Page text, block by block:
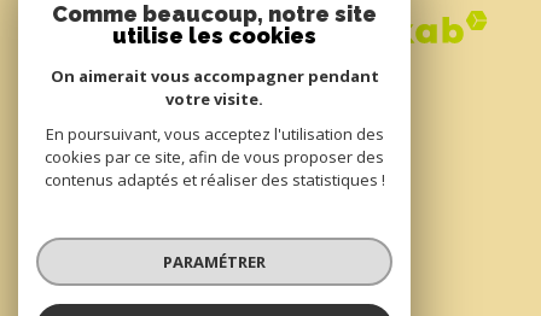
© 2022 Tous droits réservés
Traduction powered by Google
Nos honoraires Plan du site
Comme beaucoup, notre site
utilise les cookies
On aimerait vous accompagner pendant
votre visite.
En poursuivant, vous acceptez l'utilisation des
cookies par ce site, afin de vous proposer des
contenus adaptés et réaliser des statistiques !
PARAMÉTRER